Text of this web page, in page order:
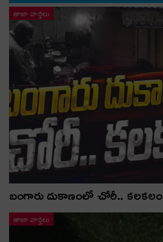
తాజా వార్తలు
బంగారు దుకాణంలో చోరీ.. కలకలం
తాజా వార్తలు